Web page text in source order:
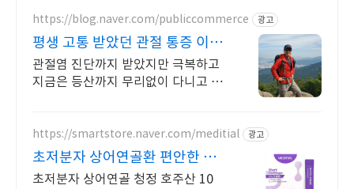
https://blog.naver.com/publiccommerce 광고
평생 고통 받았던 관절 통증 이제
는 극복했습니다.
관절염 진단까지 받았지만 극복하고
지금은 등산까지 무리없이 다니고 있
https://smartstore.naver.com/meditial 광고
초저분자 상어연골환 편안한 목
넘김, 식물첨가물X
초저분자 상어연골 청정 호주산 10